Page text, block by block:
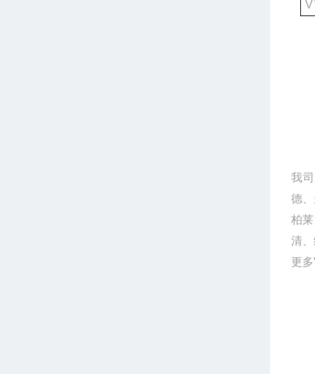
我
德
柏
清
更